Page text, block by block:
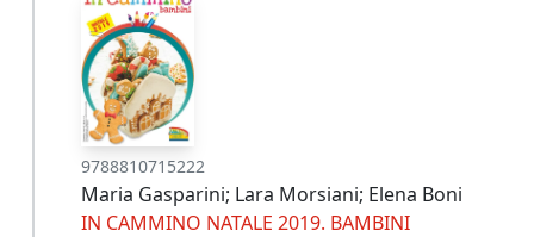
9788810715222
Maria Gasparini; Lara Morsiani; Elena Boni
IN CAMMINO NATALE 2019. BAMBINI